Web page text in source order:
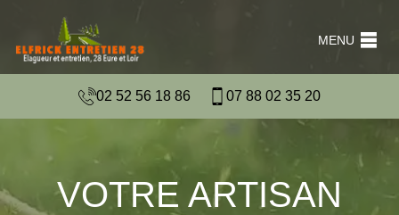
MENU
02 52 56 18 86 07 88 02 35 20
VOTRE ARTISAN